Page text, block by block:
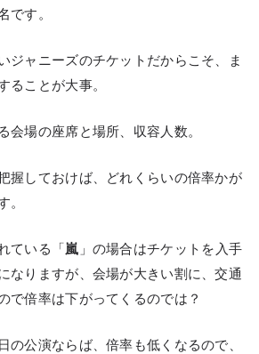
です。
ジャニーズのチケットだからこそ、ま
ることが大事。
会場の座席と場所、収容人数。
握しておけば、どれくらいの倍率かが
。
ている「嵐 」の場合はチケットを入手
なりますが、会場が大きい割に、交通
で倍率は下がってくるのでは？
の公演ならば、倍率も低くなるので、